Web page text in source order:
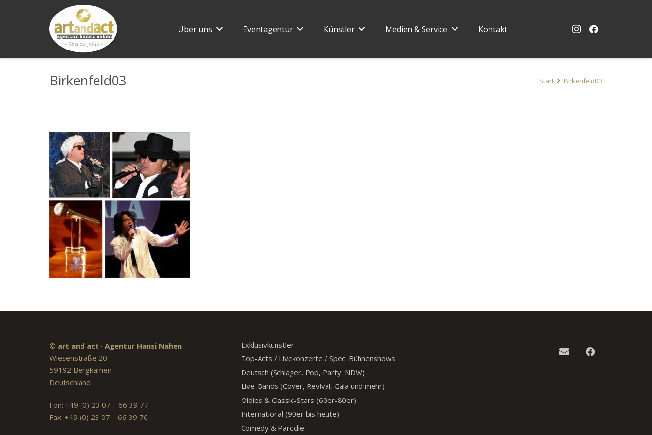
Über uns Eventagentur Künstler Medien & Service Kontakt
Birkenfeld03 Start Birkenfeld03
© art and act · Agentur Hansi Nahen
Wiesenstraße 20
59192 Bergkamen
Deutschland
Fon: +49 (0) 23 07 – 66 39 77
Fax: +49 (0) 23 07 – 66 39 76
Exklusivkünstler
Top-Acts / Livekonzerte / Spec. Bühnenshows
Deutsch (Schlager, Pop, Party, NDW)
Live-Bands (Cover, Revival, Gala und mehr)
Oldies & Classic-Stars (60er-80er)
International (90er bis heute)
Comedy & Parodie